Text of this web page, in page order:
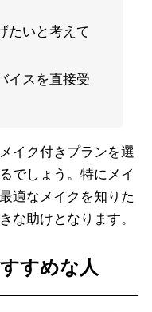
たいと考えて
イスを直接受
イク付きプランを選
でしょう。特にメイ
適なメイクを知りた
な助けとなります。
すめな人